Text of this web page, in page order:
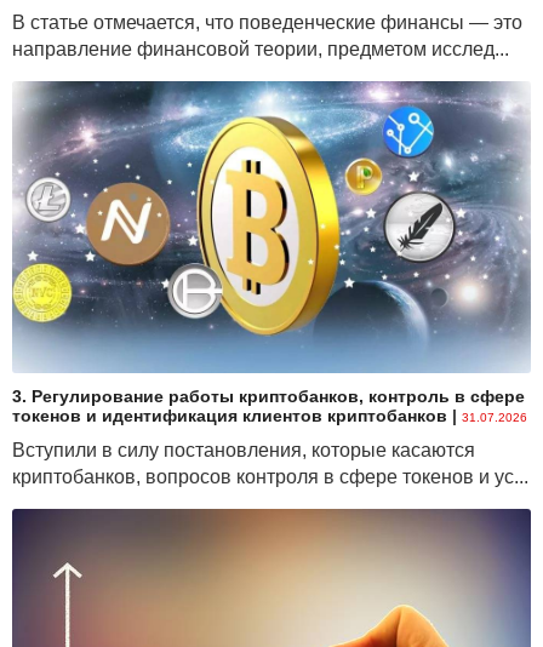
В статье отмечается, что поведенческие финансы — это
направление финансовой теории, предметом исслед...
3. Регулирование работы криптобанков, контроль в сфере
токенов и идентификация клиентов криптобанков | 31.07.2026
Вступили в силу постановления, которые касаются
криптобанков, вопросов контроля в сфере токенов и ус...